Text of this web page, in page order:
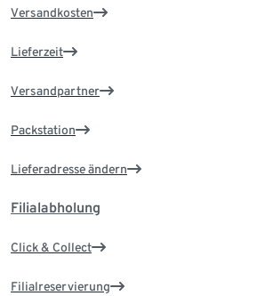
Versandkosten
Lieferzeit
Versandpartner
Packstation
Lieferadresse ändern
Filialabholung
Click & Collect
Filialreservierung